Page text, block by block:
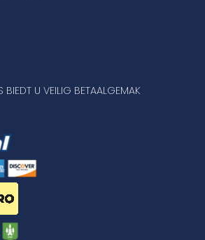
U VEILIG BETAALGEMAK